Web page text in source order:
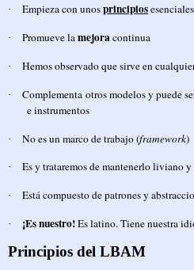
· Empieza con unosprincipiosesenciales
· Promueve lamejoracontinua
· Hemos observado que sirve en
·
Complementa otros modelos y puede
e instrumentos
· No es un marco de trabajo (framework)
· Es y trataremos de mantenerlo liviano
· Está compuesto de patrones y
· ¡Es nuestro!Es latino. Tiene nuestra
Principios del LBAM